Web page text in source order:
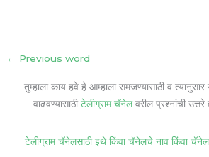
← Previous word
तुम्हाला काय हवे हे आम्हाला समजण्यासाठी व
वाढवण्यासाठी टेलीग्राम चॅनेलवरील प्रश्नांची
टेलीग्राम चॅनेलसाठी इथे किंवा चॅनेलचे नाव किंवा